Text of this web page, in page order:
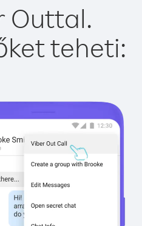
Outtal.
teheti: